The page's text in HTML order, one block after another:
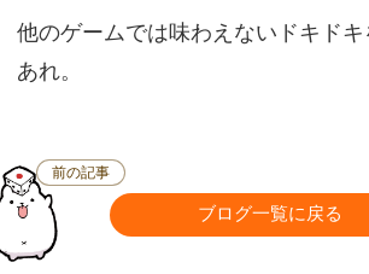
他のゲームでは味わえないドキド
あれ。
前の記事
ブログ一覧に戻る